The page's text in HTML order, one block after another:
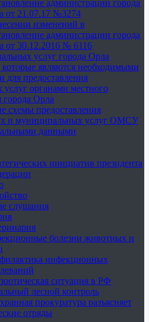
администрации города
от 21.07.17 №3274
изменений в
администрации города
от 30.12.2016 № 6116
услуг города Орла
которые являются необходимыми
для предоставления
органами местного
города Орла
схемы предоставления
и муниципальных услуг ОМСУ
данными
инициатив президента
слушания
болезни животных и
инфекционных
ситуация в РФ
лесной контроль
прокуратура разъясняет
отряды